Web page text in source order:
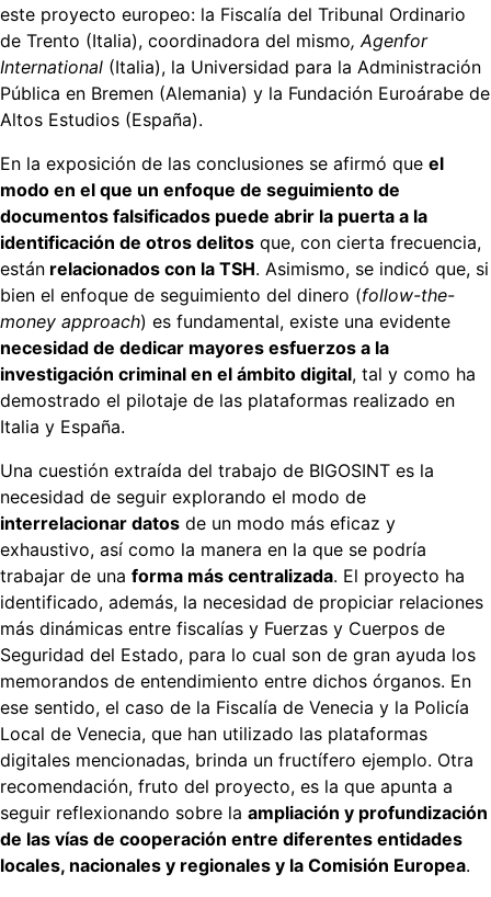
este proyecto europeo: la Fiscalía del Tribunal Ordinario
de Trento (Italia), coordinadora del mismo, Agenfor
International (Italia), la Universidad para la Administración
Pública en Bremen (Alemania) y la Fundación Euroárabe de
Altos Estudios (España).
En la exposición de las conclusiones se afirmó que el
modo en el que un enfoque de seguimiento de
documentos falsificados puede abrir la puerta a la
identificación de otros delitos que, con cierta frecuencia,
están relacionados con la TSH. Asimismo, se indicó que, si
bien el enfoque de seguimiento del dinero (follow-the-
money approach) es fundamental, existe una evidente
necesidad de dedicar mayores esfuerzos a la
investigación criminal en el ámbito digital, tal y como ha
demostrado el pilotaje de las plataformas realizado en
Italia y España.
Una cuestión extraída del trabajo de BIGOSINT es la
necesidad de seguir explorando el modo de
interrelacionar datos de un modo más eficaz y
exhaustivo, así como la manera en la que se podría
trabajar de una forma más centralizada. El proyecto ha
identificado, además, la necesidad de propiciar relaciones
más dinámicas entre fiscalías y Fuerzas y Cuerpos de
Seguridad del Estado, para lo cual son de gran ayuda los
memorandos de entendimiento entre dichos órganos. En
ese sentido, el caso de la Fiscalía de Venecia y la Policía
Local de Venecia, que han utilizado las plataformas
digitales mencionadas, brinda un fructífero ejemplo. Otra
recomendación, fruto del proyecto, es la que apunta a
seguir reflexionando sobre la ampliación y profundización
de las vías de cooperación entre diferentes entidades
locales, nacionales y regionales y la Comisión Europea.